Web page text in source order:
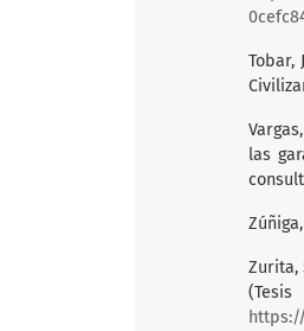
Tobar,
las
Zurita,